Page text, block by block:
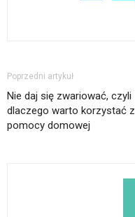
Poprzedni artykuł
Nie daj się zwariować, czyli
dlaczego warto korzystać z
pomocy domowej